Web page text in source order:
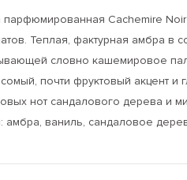
Cachemire Noir
Теплая, фактурная амбра в
словно кашемировое
почти фруктовый акцент и
нот сандалового дерева и
амбра, ваниль, сандаловое